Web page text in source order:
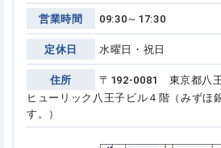
営業時間 09:30～17:30
定休日 水曜日・祝日
住所
〒192-0081 東京都八
ヒューリック八王子ビル４階（みずほ
す。）